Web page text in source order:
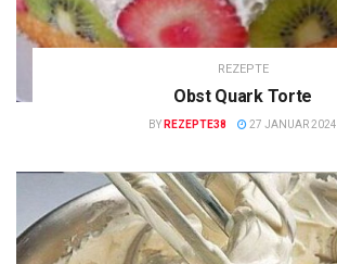
REZEPTE
Obst Quark Torte
BY REZEPTE38 27 JANUAR 2024